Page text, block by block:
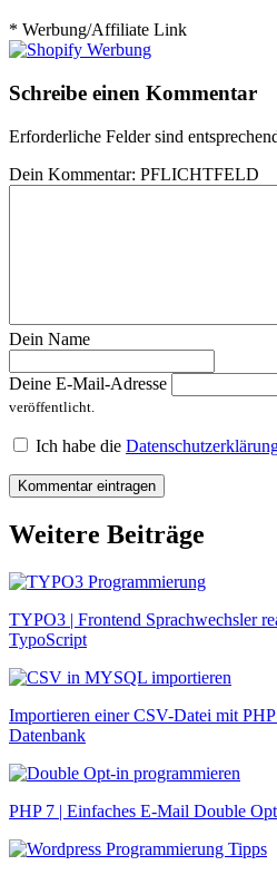
* Werbung/Affiliate Link
Schreibe einen Kommentar
Erforderliche Felder sind
Dein Kommentar: PFLICHTFELD
Dein Name
Deine E-Mail-Adresse
veröffentlicht.
Ich habe die
Weitere Beiträge
TYPO3 | Frontend Sprachwechsler
TypoScript
Importieren einer CSV-Datei mit
Datenbank
PHP 7 | Einfaches E-Mail Double